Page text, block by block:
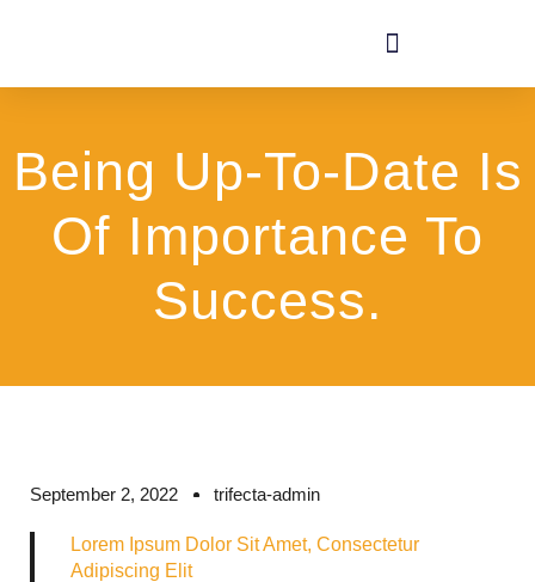
Being Up-To-Date Is
Of Importance To
Success.
September 2, 2022 trifecta-admin
Lorem Ipsum Dolor Sit Amet, Consectetur
Adipiscing Elit